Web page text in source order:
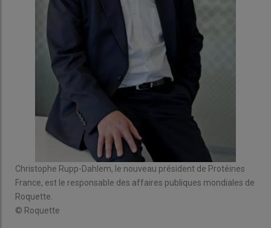
Christophe Rupp-Dahlem, le nouveau président de Protéines
France, est le responsable des affaires publiques mondiales de
Roquette.
© Roquette